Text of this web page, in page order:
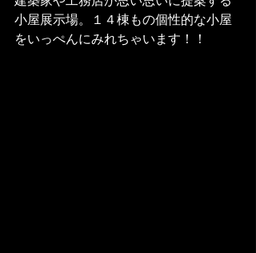
小屋展示場。１４棟もの個性的な小屋
をいっぺんにみれちゃいます！！